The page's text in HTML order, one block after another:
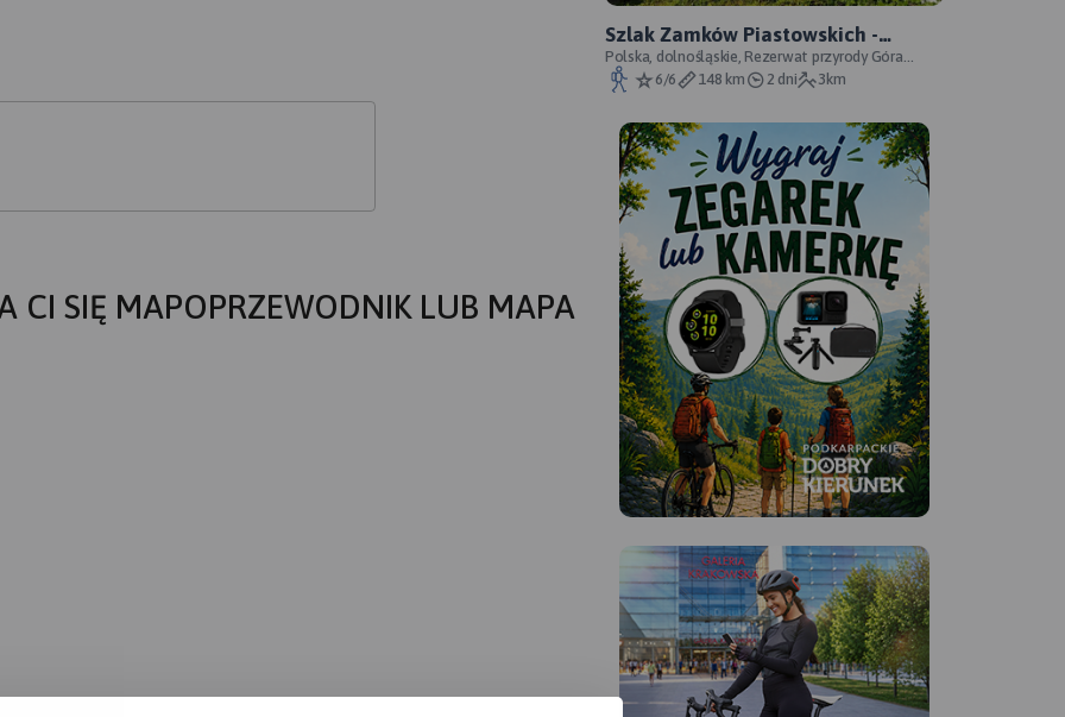
CI SIĘ MAPOPRZEWODNIK LUB MAPA
Szlak Zamków Piastowskich -
oficjalny przebieg
Polska, dolnośląskie, Rezerwat przyrody Góra
Choina, Zagórze Śląskie, powiat wałbrzyski
6/6 148 km 2 dni 3km